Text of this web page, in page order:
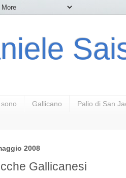
Gallicano Palio di San
2008
Gallicanesi